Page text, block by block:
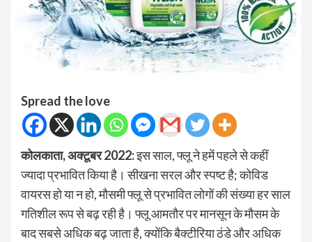
Spread the love
कोलकाता, अक्टूबर 2022:इस साल, फ्लू ने हमें पहले से कहीं
ज्यादा प्रभावित किया है। सीखना सरल और स्पष्ट है; कोविड
वायरस हो या न हो, मौसमी फ्लू से प्रभावित लोगों की संख्या हर साल
गतिशील रूप से बढ़ रही है। फ्लू आमतौर पर मानसून के मौसम के
बाद सबसे अधिक बढ़ जाता है, क्योंकि बैक्टीरिया ठंडे और अधिक